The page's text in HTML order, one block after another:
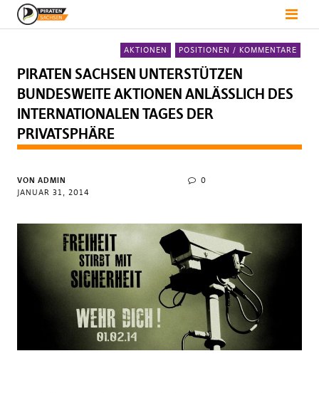
AKTIONEN POSITIONEN / KOMMENTARE
PIRATEN SACHSEN UNTERSTÜTZEN
BUNDESWEITE AKTIONEN ANLÄSSLICH DES
INTERNATIONALEN TAGES DER
PRIVATSPHÄRE
VON ADMIN
JANUAR 31, 2014
0